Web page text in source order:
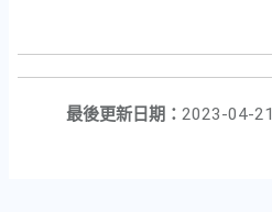
最後更新日期： 2023-04-21